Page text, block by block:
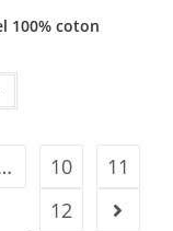
100% coton
10
11
12